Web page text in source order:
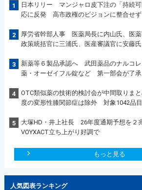
1
日本リリー マンジャロ皮下注の「持続
応に反発 高市政権のビジョンに整合せず
2
厚労省幹部人事 医薬局長に内山氏、医
政策統括官に三浦氏、医産審議官に安藤氏
3
新薬等６製品承認へ 武田薬品のナルコ
薬・オーゼイフル錠など 第一部会が了承
4
OTC類似薬の技術的検討会が中間取りま
度の変形性膝関節症は除外 対象1042品目
5
大塚HD・井上社長 26年度通期予想を２
VOYXACT立ち上がり好調で
もっと見る
人気図表ランキング